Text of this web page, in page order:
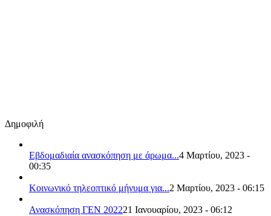
Δημοφιλή
Εβδομαδιαία ανασκόπηση με άρωμα...4 Μαρτίου, 2023 -
00:35
Κοινωνικό τηλεοπτικό μήνυμα για...2 Μαρτίου, 2023 - 06:15
Ανασκόπηση ΓΕΝ 202221 Ιανουαρίου, 2023 - 06:12